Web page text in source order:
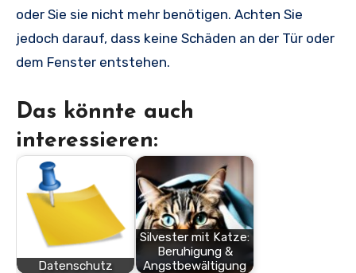
oder Sie sie nicht mehr benötigen. Achten Sie
jedoch darauf, dass keine Schäden an der Tür oder
dem Fenster entstehen.
Das könnte auch
interessieren:
Datenschutz
Silvester mit Katze:
Beruhigung &
Angstbewältigung